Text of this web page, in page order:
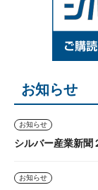
お知らせ
お知らせ
シルバー産業新聞
お知らせ